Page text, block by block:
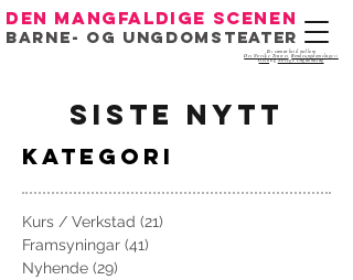
Eit samarbeid mellom
Det Norske Teatret ,Bondeungdomslaget i
OsloogNoregs Ungdomslag
Den mangfaldige scenen
Barne- og ungdomsteater
siste nytt
kategori
Kurs / Verkstad (21)
Framsyningar (41)
Nyhende (29)